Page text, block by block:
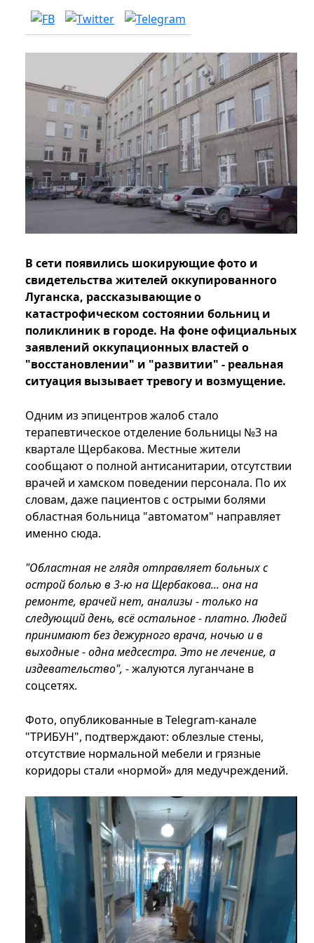
В сети появились шокирующие фото и
свидетельства жителей оккупированного
Луганска, рассказывающие о
катастрофическом состоянии больниц и
поликлиник в городе. На фоне официальных
заявлений оккупационных властей о
"восстановлении" и "развитии" - реальная
ситуация вызывает тревогу и возмущение.
Одним из эпицентров жалоб стало
терапевтическое отделение больницы №3 на
квартале Щербакова. Местные жители
сообщают о полной антисанитарии, отсутствии
врачей и хамском поведении персонала. По их
словам, даже пациентов с острыми болями
областная больница "автоматом" направляет
именно сюда.
"Областная не глядя отправляет больных с
острой болью в 3-ю на Щербакова... она на
ремонте, врачей нет, анализы - только на
следующий день, всё остальное - платно. Людей
принимают без дежурного врача, ночью и в
выходные - одна медсестра. Это не лечение, а
издевательство", - жалуются луганчане в
соцсетях.
Фото, опубликованные в Telegram-канале
"ТРИБУН", подтверждают: облезлые стены,
отсутствие нормальной мебели и грязные
коридоры стали «нормой» для медучреждений.